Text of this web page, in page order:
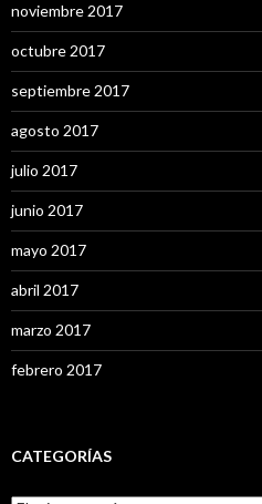
noviembre 2017
octubre 2017
septiembre 2017
agosto 2017
julio 2017
junio 2017
mayo 2017
abril 2017
marzo 2017
febrero 2017
CATEGORÍAS